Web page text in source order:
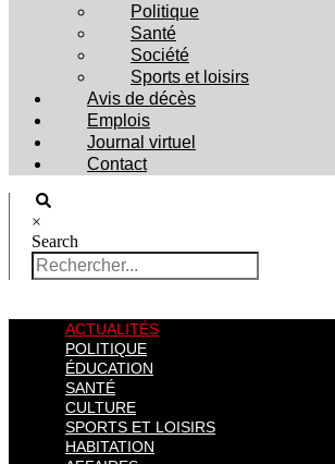
Politique
Santé
Société
Sports et loisirs
Avis de décès
Emplois
Journal virtuel
Contact
×
Search
ACTUALITÉS
POLITIQUE
ÉDUCATION
SANTÉ
CULTURE
SPORTS ET LOISIRS
HABITATION